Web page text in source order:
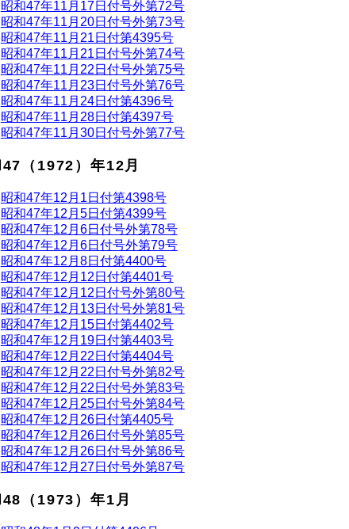
昭和47年11月17日付号外第72号
昭和47年11月20日付号外第73号
昭和47年11月21日付第4395号
昭和47年11月21日付号外第74号
昭和47年11月22日付号外第75号
昭和47年11月23日付号外第76号
昭和47年11月24日付第4396号
昭和47年11月28日付第4397号
昭和47年11月30日付号外第77号
（1972）年12月
昭和47年12月1日付第4398号
昭和47年12月5日付第4399号
昭和47年12月6日付号外第78号
昭和47年12月6日付号外第79号
昭和47年12月8日付第4400号
昭和47年12月12日付第4401号
昭和47年12月12日付号外第80号
昭和47年12月13日付号外第81号
昭和47年12月15日付第4402号
昭和47年12月19日付第4403号
昭和47年12月22日付第4404号
昭和47年12月22日付号外第82号
昭和47年12月22日付号外第83号
昭和47年12月25日付号外第84号
昭和47年12月26日付第4405号
昭和47年12月26日付号外第85号
昭和47年12月26日付号外第86号
昭和47年12月27日付号外第87号
（1973）年1月